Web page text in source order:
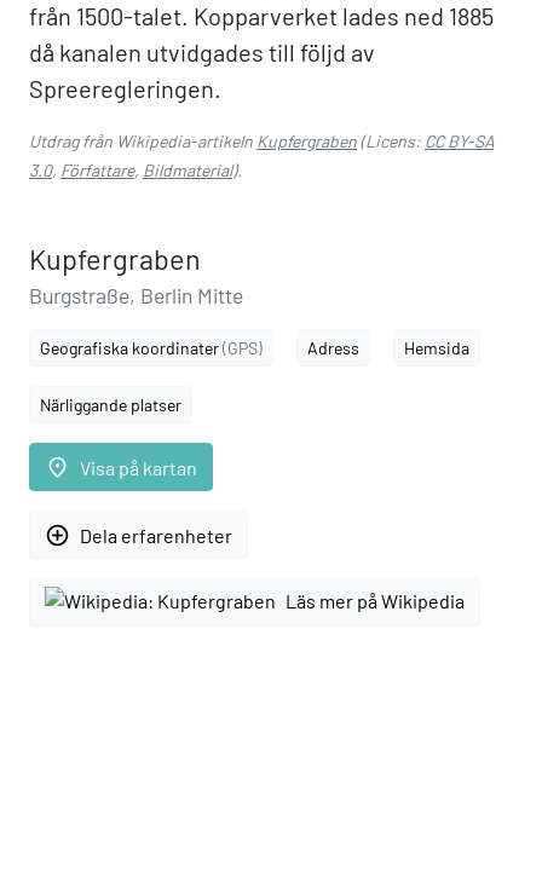
från 1500-talet. Kopparverket lades ned 1885
då kanalen utvidgades till följd av
Spreeregleringen.
Utdrag från Wikipedia-artikeln Kupfergraben(Licens: CC BY-SA
3.0, Författare, Bildmaterial).
Kupfergraben
Burgstraße, Berlin Mitte
Geografiska koordinater(GPS) Adress Hemsida
Närliggande platser
place Visa på kartan
add_circle_outline Dela erfarenheter
Läs mer på Wikipedia